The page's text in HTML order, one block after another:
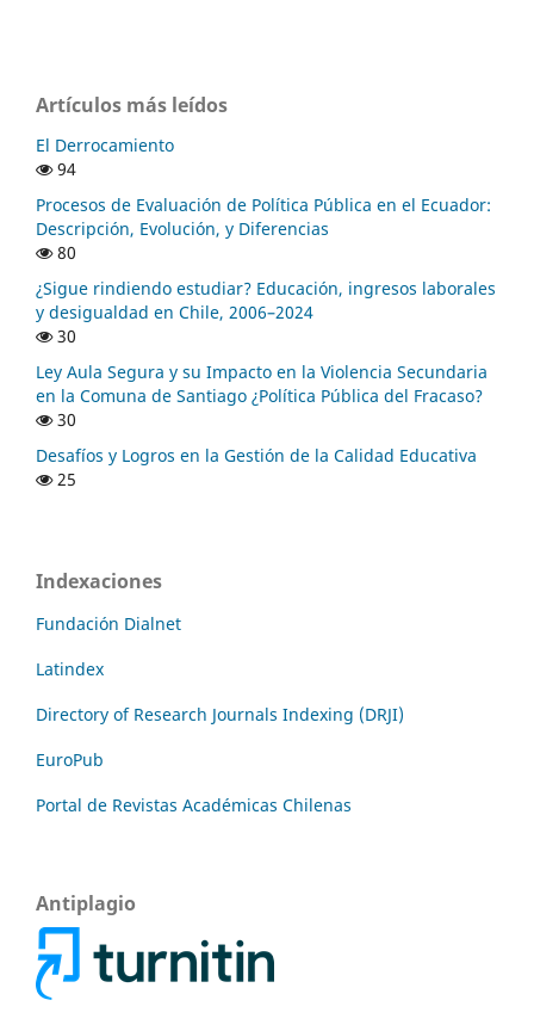
Artículos más leídos
El Derrocamiento
94
Procesos de Evaluación de Política Pública en el Ecuador:
Descripción, Evolución, y Diferencias
80
¿Sigue rindiendo estudiar? Educación, ingresos laborales
y desigualdad en Chile, 2006–2024
30
Ley Aula Segura y su Impacto en la Violencia Secundaria
en la Comuna de Santiago ¿Política Pública del Fracaso?
30
Desafíos y Logros en la Gestión de la Calidad Educativa
25
Indexaciones
Fundación Dialnet
Latindex
Directory of Research Journals Indexing (DRJI)
EuroPub
Portal de Revistas Académicas Chilenas
Antiplagio